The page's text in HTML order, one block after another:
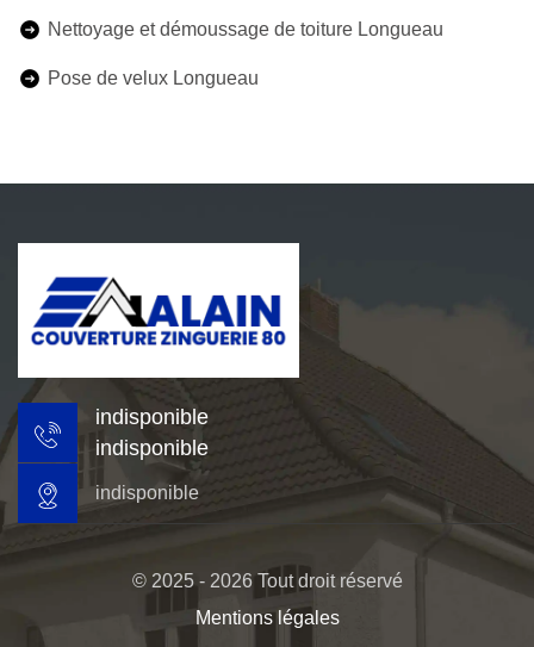
Nettoyage et démoussage de toiture Longueau
Pose de velux Longueau
indisponible
indisponible
indisponible
© 2025 - 2026 Tout droit réservé
Mentions légales